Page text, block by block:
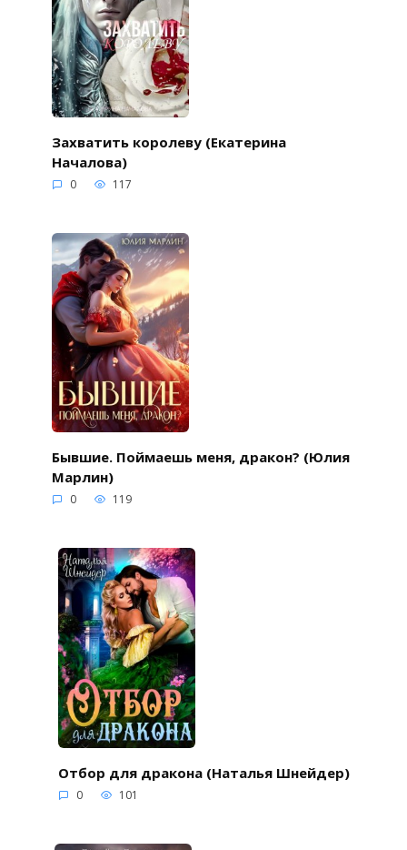
Захватить королеву (Екатерина
Началова)
0 117
Бывшие. Поймаешь меня, дракон? (Юлия
Марлин)
0 119
Отбор для дракона (Наталья Шнейдер)
0 101